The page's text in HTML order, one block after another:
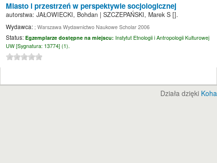
Miasto i przestrzeń w perspektywie socjologicznej
autorstwa:JAŁOWIECKI, Bohdan |SZCZEPAŃSKI, Marek S [].
Wydawca: ; Warszawa Wydawnictwo Naukowe Scholar 2006
Status:Egzemplarze dostępne na miejscu: Instytut Etnologii i Antropologii Kulturowej
UW [Sygnatura: 13774] (1).
Działa dzięki Koha